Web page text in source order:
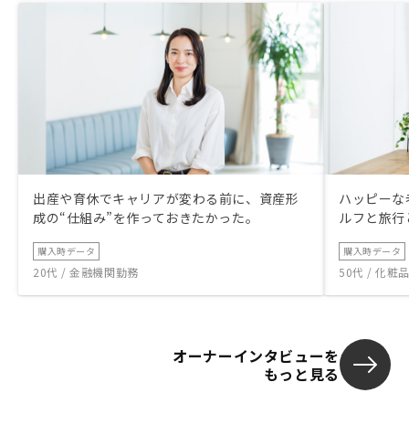
出産や育休でキャリアが変わる前に、資産形
成の“仕組み”を作っておきたかった。
購入時データ
20代 / 金融機関勤務
ハッピー
ルフと旅
購入時データ
50代 / 化粧
オーナーインタビューを
もっと見る